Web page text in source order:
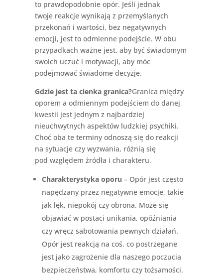
to prawdopodobnie opór. Jeśli jednak
twoje reakcje wynikają z przemyślanych
przekonań i wartości, bez negatywnych
emocji, jest to odmienne podejście. W obu
przypadkach ważne jest, aby być świadomym
swoich uczuć i motywacji, aby móc
podejmować świadome decyzje.
Gdzie jest ta cienka granica?Granica między
oporem a odmiennym podejściem do danej
kwestii jest jednym z najbardziej
nieuchwytnych aspektów ludzkiej psychiki.
Choć oba te terminy odnoszą się do reakcji
na sytuacje czy wyzwania, różnią się
pod względem źródła i charakteru.
Charakterystyka oporu – Opór jest często
napędzany przez negatywne emocje, takie
jak lęk, niepokój czy obrona. Może się
objawiać w postaci unikania, opóźniania
czy wręcz sabotowania pewnych działań.
Opór jest reakcją na coś, co postrzegane
jest jako zagrożenie dla naszego poczucia
bezpieczeństwa, komfortu czy tożsamości.